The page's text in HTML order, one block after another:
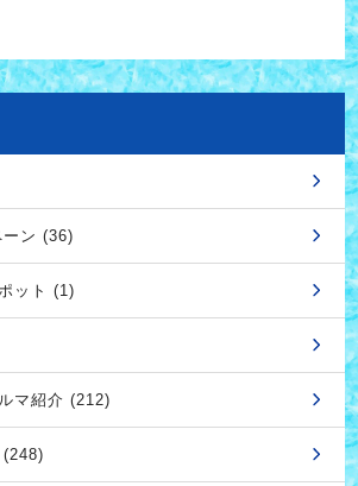
ーン (36)
ット (1)
マ紹介 (212)
(248)